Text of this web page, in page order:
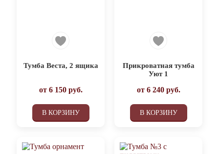
Тумба Веста, 2 ящика
от 6 150руб.
В КОРЗИНУ
Прикроватная тумба
Уют 1
от 6 240руб.
В КОРЗИНУ